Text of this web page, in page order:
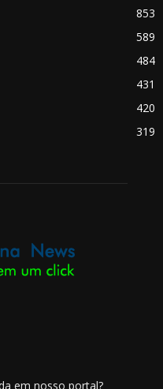
853
589
484
431
420
319
em nosso portal?